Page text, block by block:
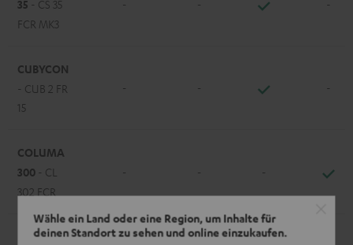
Wähle ein Land oder eine Region, um Inhalte für
deinen Standort zu sehen und online einzukaufen.
35 - CS 35
FCR MK3
- - -
CUBYCON
- CUB 2 FR
15
- - -
COLUMA
300 - CL
302 FCR
- - -
EFFEKT /